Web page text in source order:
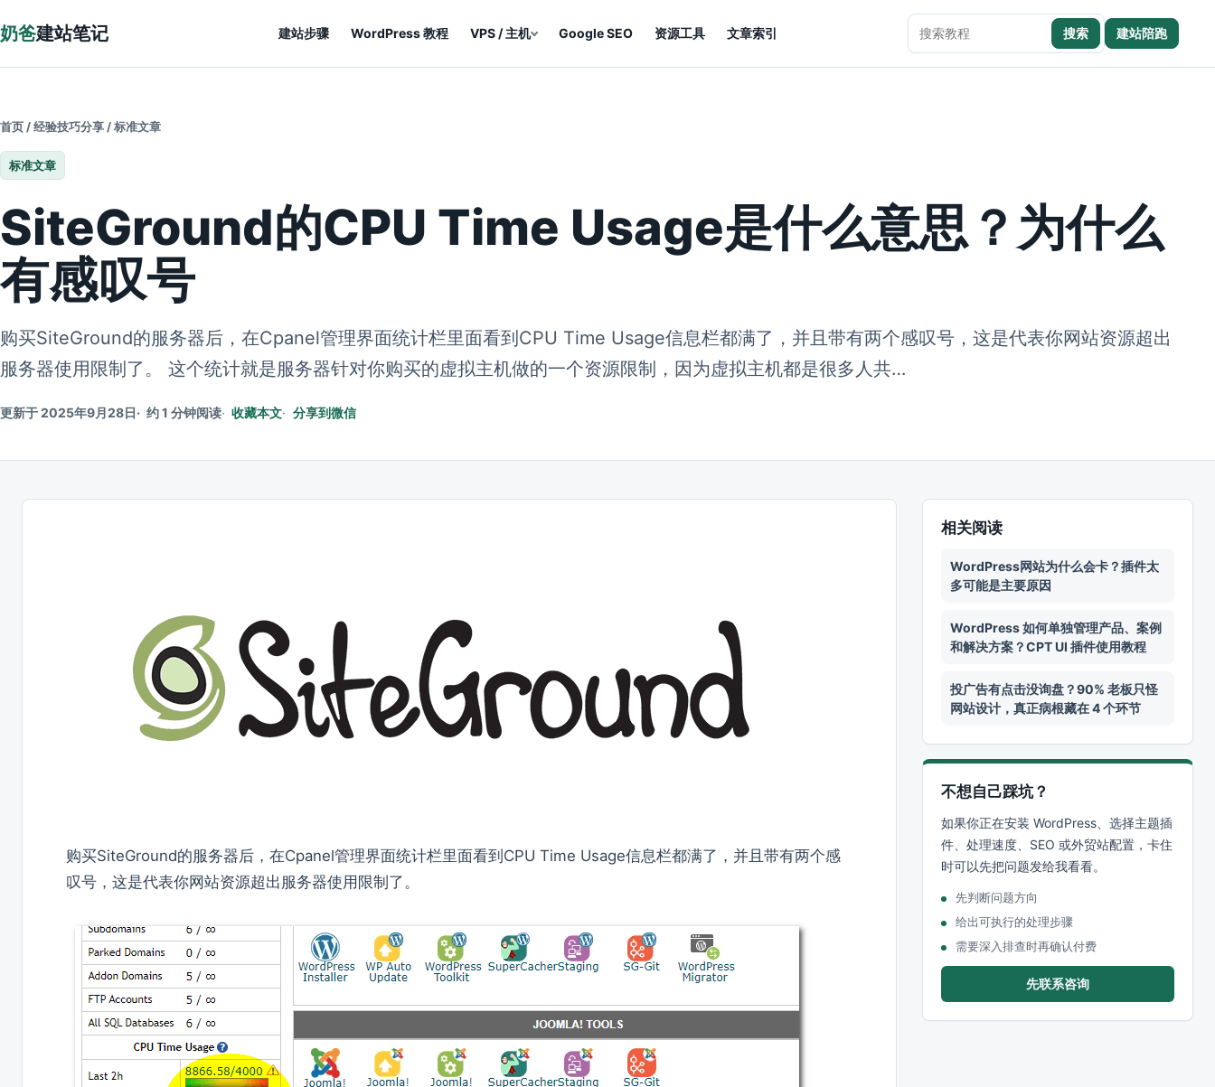
奶爸建站笔记 建站步骤 WordPress 教程 VPS / 主机 Google SEO 资源工具 文章索引
搜索本站内容
搜索 建站陪跑
首页 /经验技巧分享 /标准文章
标准文章
SiteGround的CPU Time Usage是什么意思？为什么
有感叹号
购买SiteGround的服务器后，在Cpanel管理界面统计栏里面看到CPU Time Usage信息栏都满了，并且带有两个感叹号，这是代表你网站资源超出
服务器使用限制了。 这个统计就是服务器针对你购买的虚拟主机做的一个资源限制，因为虚拟主机都是很多人共…
更新于 2025年9月28日 约 1 分钟阅读 收藏本文 分享到微信
购买SiteGround的服务器后，在Cpanel管理界面统计栏里面看到CPU Time Usage信息栏都满了，并且带有两个感
叹号，这是代表你网站资源超出服务器使用限制了。
相关阅读
WordPress网站为什么会卡？插件太
多可能是主要原因
WordPress 如何单独管理产品、案例
和解决方案？CPT UI 插件使用教程
投广告有点击没询盘？90% 老板只怪
网站设计，真正病根藏在 4 个环节
不想自己踩坑？
如果你正在安装 WordPress、选择主题插
件、处理速度、SEO 或外贸站配置，卡住
时可以先把问题发给我看看。
先判断问题方向
给出可执行的处理步骤
需要深入排查时再确认付费
先联系咨询